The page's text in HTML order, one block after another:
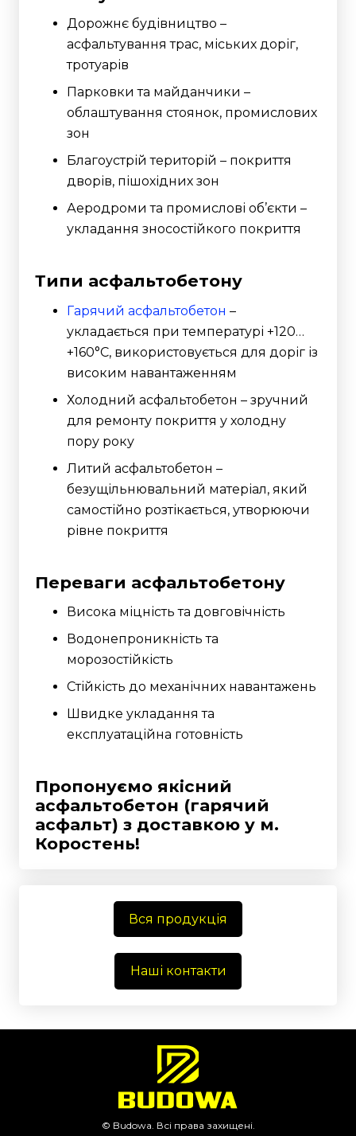
Дорожнє будівництво –
асфальтування трас, міських доріг,
тротуарів
Парковки та майданчики –
облаштування стоянок, промислових
зон
Благоустрій територій – покриття
дворів, пішохідних зон
Аеродроми та промислові об’єкти –
укладання зносостійкого покриття
Типи асфальтобетону
Гарячий асфальтобетон –
укладається при температурі +120…
+160°C, використовується для доріг із
високим навантаженням
Холодний асфальтобетон – зручний
для ремонту покриття у холодну
пору року
Литий асфальтобетон –
безущільнювальний матеріал, який
самостійно розтікається, утворюючи
рівне покриття
Переваги асфальтобетону
Висока міцність та довговічність
Водонепроникність та
морозостійкість
Стійкість до механічних навантажень
Швидке укладання та
експлуатаційна готовність
Пропонуємо якісний
асфальтобетон (гарячий
асфальт) з доставкою у м.
Коростень!
Вся продукція
Наші контакти
© Budowa. Всі права захищені.